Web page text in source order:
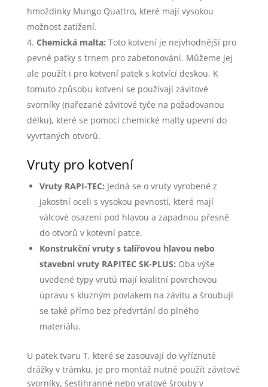
hmoždinky Mungo Quattro, které mají vysokou
možnost zatížení.
Chemická malta: Toto kotvení je nejvhodnější pro
pevné patky s trnem pro zabetonování. Můžeme jej
ale použít i pro kotvení patek s kotvící deskou. K
tomuto způsobu kotvení se používají závitové
svorníky (nařezané závitové tyče na požadovanou
délku), které se pomocí chemické malty upevní do
vyvrtaných otvorů.
Vruty pro kotvení
Vruty RAPI-TEC: Jedná se o vruty vyrobené z
jakostní oceli s vysokou pevností, které mají
válcové osazení pod hlavou a zapadnou přesně
do otvorů v kotevní patce.
Konstrukční vruty s talířovou hlavou nebo
stavební vruty RAPITEC SK-PLUS: Oba výše
uvedené typy vrutů mají kvalitní povrchovou
úpravu s kluzným povlakem na závitu a šroubují
se také přímo bez předvrtání do plného
materiálu.
U patek tvaru T, které se zasouvají do vyříznuté
drážky v trámku, je pro montáž nutné použít závitové
svorníky, šestihranné nebo vratové šrouby v